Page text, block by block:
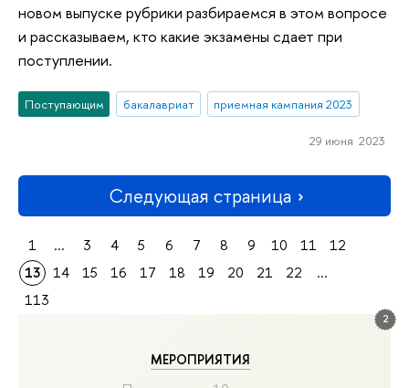
2
МЕРОПРИЯТИЯ
новом выпуске рубрики разбираемся в этом вопросе
и рассказываем, кто какие экзамены сдает при
поступлении.
Поступающим бакалавриат приемная кампания 2023
29 июня 2023
Следующая страница
1 ... 3 4 5 6 7 8 9 10 11
12
13
14 15 16 17 18 19 20 21 22
...
113